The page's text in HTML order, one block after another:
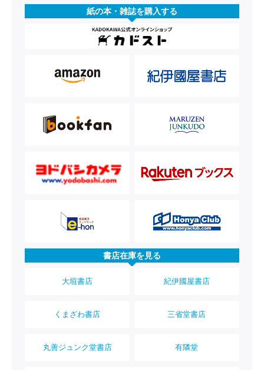
紙の本・雑誌を購入する
書店在庫を見る
大垣書店 紀伊國屋書店
くまざわ書店 三省堂書店
丸善ジュンク堂書店 有隣堂